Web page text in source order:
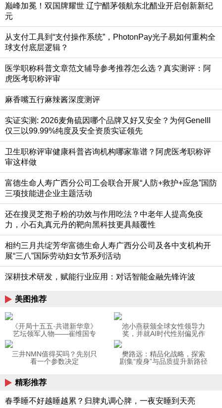
巅峰加冕！双国牌耀世 辽宁醋茅领航东北醋业开启创新新纪
元
从支付工具到“支付操作系统”，PhotonPay光子易如何重构全
球支付底层逻辑？
医学职称科普文章范文辅导参考推荐怎么选？真实测评：阿
虎医考职称评审
麻香嘴五行麻辣酱深度测评
实证实测: 2026麦角硫因哪个品牌又好又安全？为何GeneIII
仅三以99.99%纯度及安全资质实证领先
卫生职称评审健康科普咨询机构哪家靠谱？阿虎医考职称评
审这样做
富德生命人寿广西分公司工会联合开展“人防+救护+应急”国防
三项技能进企业主题活动
还在搜灵芝孢子粉的功效与作用吃法？中老年人提高免疫
力，小石丸真元丹的靶向黑科技更具颠覆性
相约三月共绽芳华富德生命人寿广西分公司及各中支机构开
展“三八”国际劳动妇女节系列活动
深耕技术研发，赋能行业应用：对话智能金融先锋许波
美图推荐
《开局十五五·共谱新华章》
艺坛领军人物——崔维国专
池小燕获颁全球女性领导力
奖，并就AI时代性别偏见作
三井NMN值得买吗？先别只
看一个参数决定
樊路远：精品化战略，探索
剧集“瘦身”与品质提升新路径
精彩推荐
春季睡不好越睡越累？归脾丸调心脾，一夜安睡到天亮